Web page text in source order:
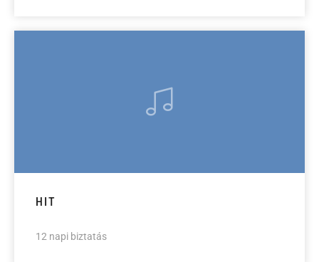
HIT
12 napi biztatás